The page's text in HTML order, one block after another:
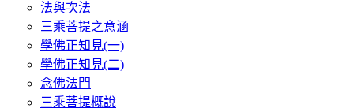
法與次法
三乘菩提之意涵
學佛正知見(一)
學佛正知見(二)
念佛法門
三乘菩提概說